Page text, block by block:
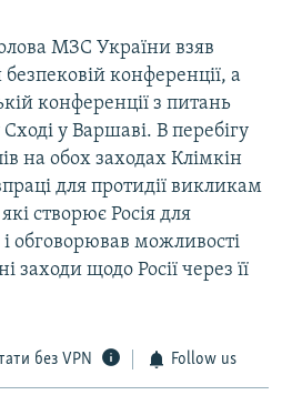
МЗС України взяв
конференції, а
конференції з питань
у Варшаві. В перебігу
на обох заходах Клімкін
для протидії викликам
створює Росія для
обговорював можливості
щодо Росії через її
без VPN Follow us